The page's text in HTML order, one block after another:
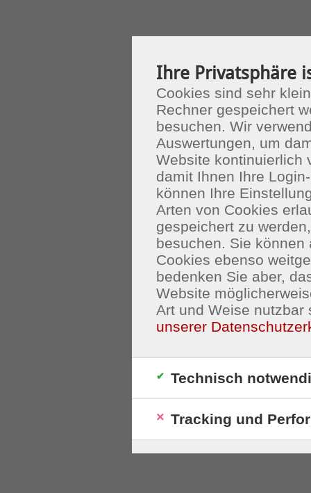
Ihre Privatsphäre
Cookies sind sehr
Rechner gespeichert
besuchen. Wir
Auswertungen, um
Website kontinuierlich
damit Ihnen Ihre
können Ihre
Arten von Cookies
gespeichert zu
besuchen. Sie
Cookies ebenso
bedenken Sie aber,
Website
Art und Weise nutzbar
unserer
Technisch
Tracking und